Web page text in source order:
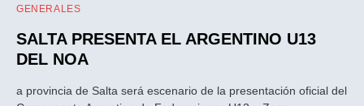
GENERALES
SALTA PRESENTA EL ARGENTINO U13
DEL NOA
a provincia de Salta será escenario de la presentación oficial del